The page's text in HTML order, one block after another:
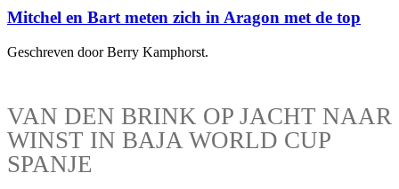
Mitchel en Bart meten zich in Aragon met de top
Geschreven door Berry Kamphorst.
VAN DEN BRINK OP JACHT NAAR
WINST IN BAJA WORLD CUP
SPANJE